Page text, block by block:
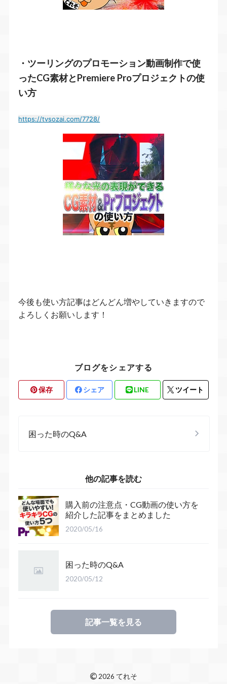
・ツーリングのプロモーション動画制作で使
ったCG素材とPremiere Proプロジェクトの使
い方
https://tvsozai.com/7728/
今後も使い方記事はどんどん増やしていきますので
よろしくお願いします！
ブログをシェアする
保存 シェア LINE ツイート
困った時のQ&A
他の記事を読む
購入前の注意点・CG動画の使い方を
紹介した記事をまとめました
2020/05/16
困った時のQ&A
2020/05/12
記事一覧を見る
© 2026 てれそ